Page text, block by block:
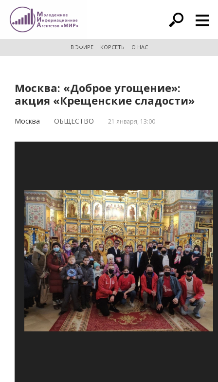
расширенный поиск
В ЭФИРЕ КОРСЕТЬ О НАС
Москва: «Доброе угощение»:
акция «Крещенские сладости»
Москва ОБЩЕСТВО 21 января, 13:00